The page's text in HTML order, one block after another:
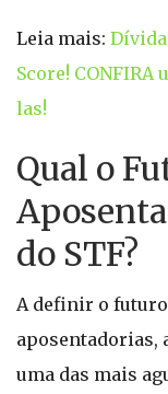
Leia mais:
Score!
las!
Qual o
do STF?
A definir o
aposentadorias,
uma das mais